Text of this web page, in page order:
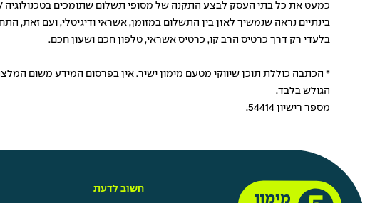
כמעט את כל בתי העסק לבצע התקנה של מסופי תשלום שתומכים בטכנולוגיה EMV, ימים יגידו אם הצרכנים יאמצו גם את הארנקים הדיגיטליים.
בינתיים נראה שנמשיך לאזן בין התשלום במזומן, אשראי ודיגיטלי, ועם
בלעדי רק דרך כרטיס הרב קו, כרטיס אשראי, טלפון חכם ושעון חכם.
* הכתבה כוללת תוכן שיווקי מטעם מימון ישיר. אין בפרסום המידע משום
הגולש בלבד.
מספר רישיון 54414.
חשוב לדעת